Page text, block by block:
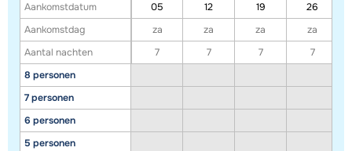
Aankomstdatum
Aankomstdag
Aantal nachten
8 personen
7 personen
6 personen
5 personen
05 12 19
26
za
za za
za
7
7 7 7